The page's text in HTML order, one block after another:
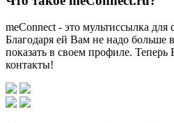
meConnect - это мультиссылка для
Благодаря ей Вам не надо больше
показать в своем профиле.
контакты!